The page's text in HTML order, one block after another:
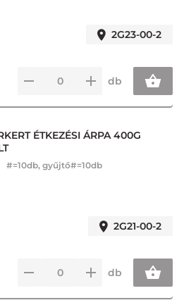
2G23-00-2
db
ÉTKEZÉSI ÁRPA 400G
#=10db, gyűjtő#=10db
2G21-00-2
db